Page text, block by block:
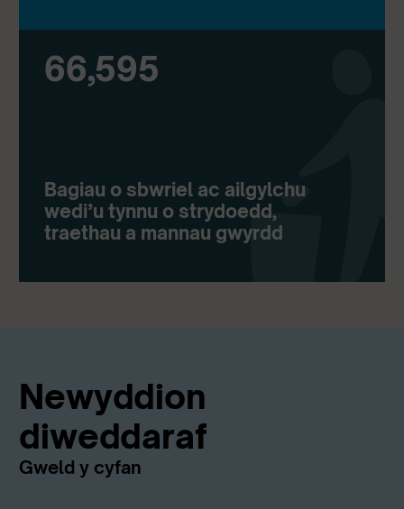
66,595
Bagiau o sbwriel ac ailgylchu
wedi’u tynnu o strydoedd,
traethau a mannau gwyrdd
Newyddion
diweddaraf
Gweld y cyfan